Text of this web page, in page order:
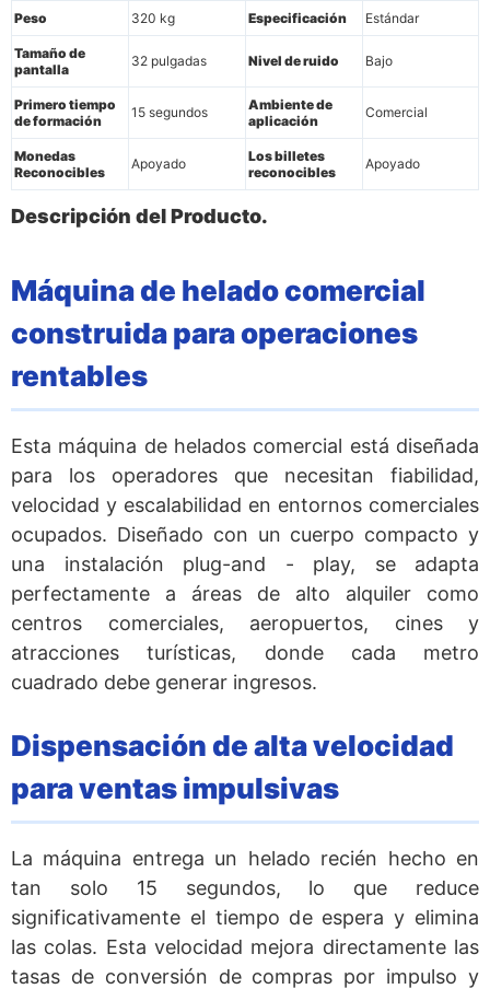
Peso 320 kg Especificación Estándar
Tamaño de
pantalla
32 pulgadas Nivel de ruido Bajo
Primero tiempo
de formación
15 segundos
Ambiente de
aplicación
Comercial
Monedas
Reconocibles
Apoyado
Los billetes
reconocibles
Apoyado
Descripción del Producto.
Máquina de helado comercial
construida para operaciones
rentables
Esta máquina de helados comercial está diseñada
para los operadores que necesitan fiabilidad,
velocidad y escalabilidad en entornos comerciales
ocupados. Diseñado con un cuerpo compacto y
una instalación plug-and - play, se adapta
perfectamente a áreas de alto alquiler como
centros comerciales, aeropuertos, cines y
atracciones turísticas, donde cada metro
cuadrado debe generar ingresos.
Dispensación de alta velocidad
para ventas impulsivas
La máquina entrega un helado recién hecho en
tan solo 15 segundos, lo que reduce
significativamente el tiempo de espera y elimina
las colas. Esta velocidad mejora directamente las
tasas de conversión de compras por impulso y